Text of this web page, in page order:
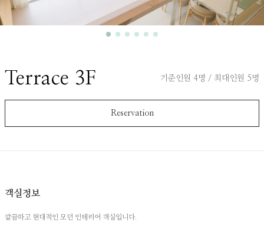
Terrace 3F 기준인원 4명 / 최대인원 5명
Reservation
객실정보
깔끔하고 현대적인 모던 인테리어 객실입니다.